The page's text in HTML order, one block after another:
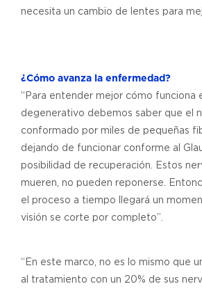
necesita un cambio de lentes para
¿Cómo avanza la enfermedad?
“Para entender mejor cómo funciona
degenerativo debemos saber que el
conformado por miles de pequeñas
dejando de funcionar conforme al
posibilidad de recuperación. Estos
mueren, no pueden reponerse.
el proceso a tiempo llegará un
visión se corte por completo”.
“En este marco, no es lo mismo que
al tratamiento con un 20% de sus